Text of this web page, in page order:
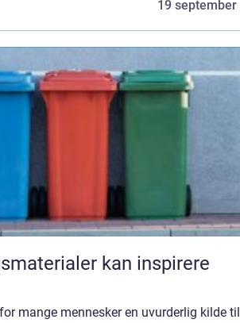
19 september
kan inspirere
mange mennesker en uvurderlig kilde til